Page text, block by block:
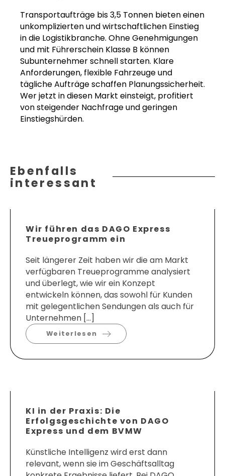
Transportaufträge bis 3,5 Tonnen bieten einen
unkomplizierten und wirtschaftlichen Einstieg
in die Logistikbranche. Ohne Genehmigungen
und mit Führerschein Klasse B können
Subunternehmer schnell starten. Klare
Anforderungen, flexible Fahrzeuge und
tägliche Aufträge schaffen Planungssicherheit.
Wer jetzt in diesen Markt einsteigt, profitiert
von steigender Nachfrage und geringen
Einstiegshürden.
Ebenfalls
interessant
Wir führen das DAGO Express
Treueprogramm ein
Seit längerer Zeit haben wir die am Markt
verfügbaren Treueprogramme analysiert
und überlegt, wie wir ein Konzept
entwickeln können, das sowohl für Kunden
mit gelegentlichen Sendungen als auch für
Unternehmen […]
Weiterlesen
KI in der Praxis: Die
Erfolgsgeschichte von DAGO
Express und dem BVMW
Künstliche Intelligenz wird erst dann
relevant, wenn sie im Geschäftsalltag